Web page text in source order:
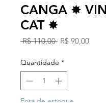
CANGA ✸
CAT ✸
R$ 110,00 Preço
R$ 90,00Preço
Quantidade *
Fora de estoque